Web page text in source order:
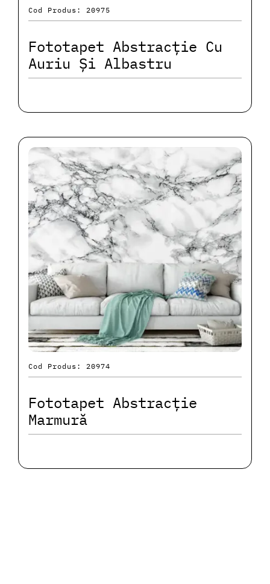
Cod Produs: 20975
Fototapet Abstracție Cu
Auriu Și Albastru
Cod Produs: 20974
Fototapet Abstracție
Marmură